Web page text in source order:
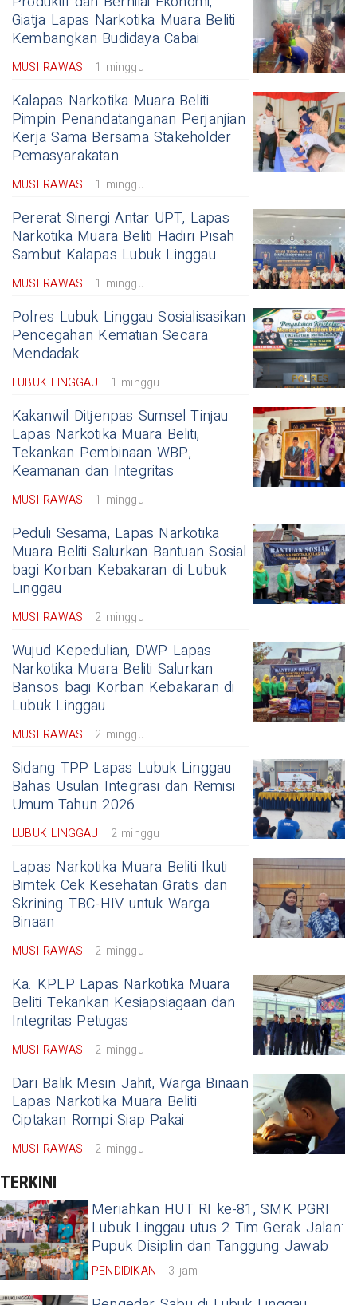
Giatja Lapas Narkotika Muara Beliti
Kembangkan Budidaya Cabai
MUSI RAWAS 1 minggu
Kalapas Narkotika Muara Beliti
Pimpin Penandatanganan Perjanjian
Kerja Sama Bersama Stakeholder
Pemasyarakatan
MUSI RAWAS 1 minggu
Pererat Sinergi Antar UPT, Lapas
Narkotika Muara Beliti Hadiri Pisah
Sambut Kalapas Lubuk Linggau
MUSI RAWAS 1 minggu
Polres Lubuk Linggau Sosialisasikan
Pencegahan Kematian Secara
Mendadak
LUBUK LINGGAU 1 minggu
Kakanwil Ditjenpas Sumsel Tinjau
Lapas Narkotika Muara Beliti,
Tekankan Pembinaan WBP,
Keamanan dan Integritas
MUSI RAWAS 1 minggu
Peduli Sesama, Lapas Narkotika
Muara Beliti Salurkan Bantuan Sosial
bagi Korban Kebakaran di Lubuk
Linggau
MUSI RAWAS 2 minggu
Wujud Kepedulian, DWP Lapas
Narkotika Muara Beliti Salurkan
Bansos bagi Korban Kebakaran di
Lubuk Linggau
MUSI RAWAS 2 minggu
Sidang TPP Lapas Lubuk Linggau
Bahas Usulan Integrasi dan Remisi
Umum Tahun 2026
LUBUK LINGGAU 2 minggu
Lapas Narkotika Muara Beliti Ikuti
Bimtek Cek Kesehatan Gratis dan
Skrining TBC-HIV untuk Warga
Binaan
MUSI RAWAS 2 minggu
Ka. KPLP Lapas Narkotika Muara
Beliti Tekankan Kesiapsiagaan dan
Integritas Petugas
MUSI RAWAS 2 minggu
Dari Balik Mesin Jahit, Warga Binaan
Lapas Narkotika Muara Beliti
Ciptakan Rompi Siap Pakai
MUSI RAWAS 2 minggu
TERKINI
Meriahkan HUT RI ke-81, SMK PGRI
Lubuk Linggau utus 2 Tim Gerak Jalan:
Pupuk Disiplin dan Tanggung Jawab
PENDIDIKAN 3 jam